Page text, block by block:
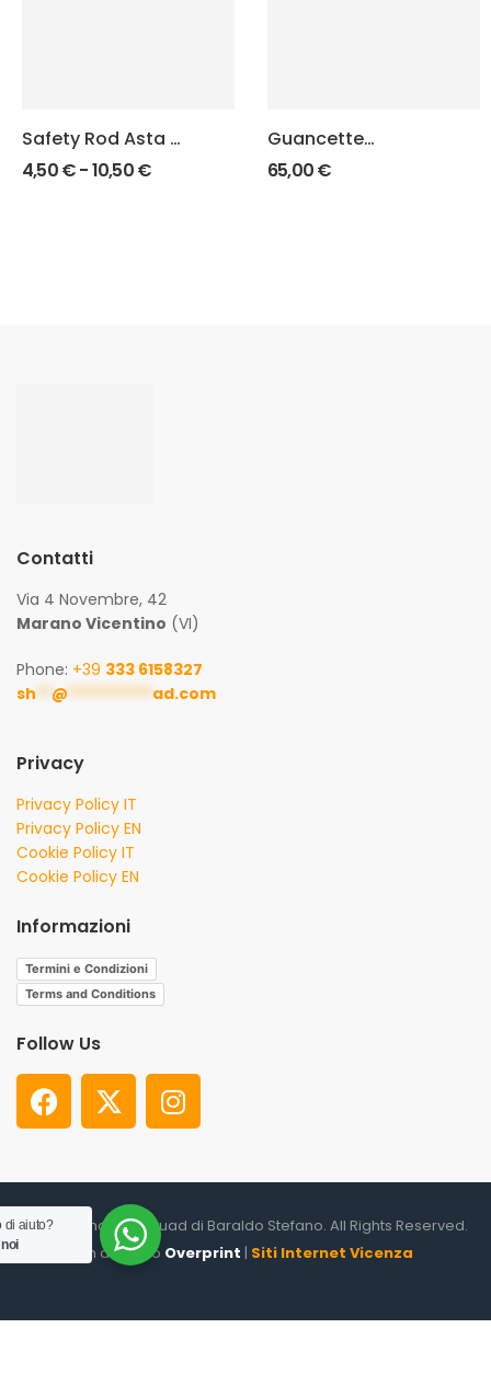
Safety Rod Asta di
Sicurezza Glock
4,50€-10,50€
Guancette
SuperGrip KMR W-
02 UMBRA
65,00€
Contatti
Via 4 Novembre, 42
Marano Vicentino (VI)
Phone: +39 333 6158327
sh ** @ *********** ad.com
Privacy
Privacy Policy IT
Privacy Policy EN
Cookie Policy IT
Cookie Policy EN
Informazioni
Termini e Condizioni
Terms and Conditions
Follow Us
© 2026. Shooter Squad di Baraldo Stefano. All Rights Reserved.
un altro sito Overprint | Siti Internet Vicenza
di aiuto?